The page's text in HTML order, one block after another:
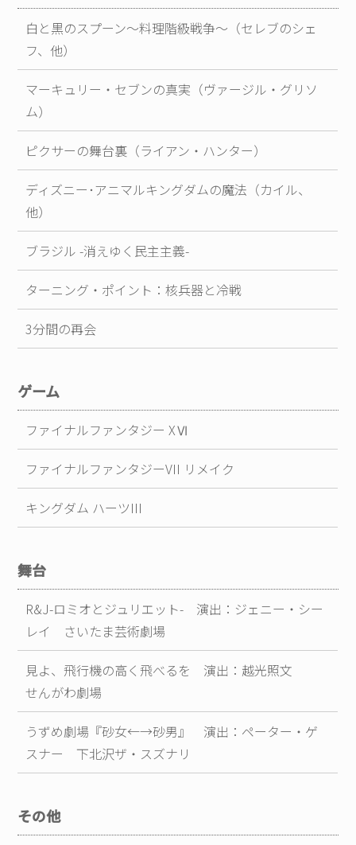
白と黒のスプーン～料理階級戦争～（セレブのシェ
フ、他）
マーキュリー・セブンの真実（ヴァージル・グリソ
ム）
ピクサーの舞台裏（ライアン・ハンター）
ディズニー･アニマルキングダムの魔法（カイル、
他）
ブラジル -消えゆく民主主義-
ターニング・ポイント：核兵器と冷戦
3分間の再会
ゲーム
ファイナルファンタジー XⅥ
ファイナルファンタジーVII リメイク
キングダム ハーツIII
舞台
R&J-ロミオとジュリエット- 演出：ジェニー・シー
レイ さいたま芸術劇場
見よ、飛行機の高く飛べるを 演出：越光照文
せんがわ劇場
うずめ劇場『砂女←→砂男』 演出：ペーター・ゲ
スナー 下北沢ザ・スズナリ
その他